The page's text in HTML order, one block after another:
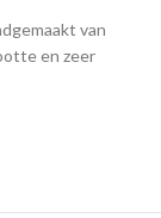
van
en zeer